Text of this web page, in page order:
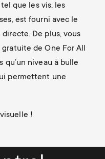
que les vis, les
est fourni avec le
De plus, vous
de One For All
niveau à bulle
permettent une
!